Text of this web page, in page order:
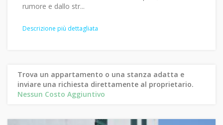
rumore e dallo str...
Descrizione più dettagliata
Trova un appartamento o una stanza adatta e
inviare una richiesta direttamente al proprietario.
Nessun Costo Aggiuntivo